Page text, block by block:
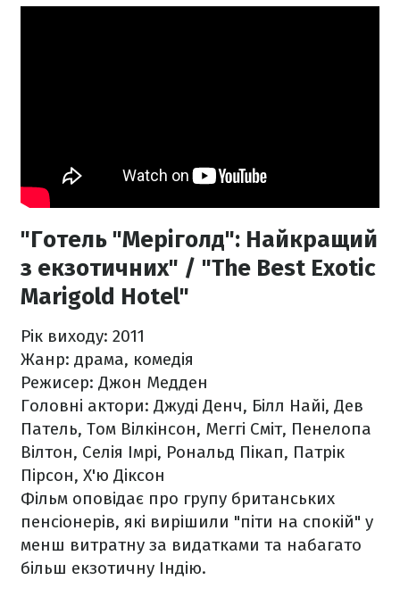
"Готель "Меріголд": Найкращий
з екзотичних" / "The Best Exotic
Marigold Hotel"
Рік виходу: 2011
Жанр: драма, комедія
Режисер: Джон Медден
Головні актори: Джуді Денч, Білл Найі, Дев
Патель, Том Вілкінсон, Меггі Сміт, Пенелопа
Вілтон, Селія Імрі, Рональд Пікап, Патрік
Пірсон, Х'ю Діксон
Фільм оповідає про групу британських
пенсіонерів, які вирішили "піти на спокій" у
менш витратну за видатками та набагато
більш екзотичну Індію.